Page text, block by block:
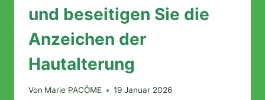
und beseitigen Sie die
Anzeichen der
Hautalterung
Von Marie PACÔME 19 Januar 2026